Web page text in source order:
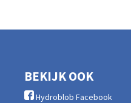
BEKIJK OOK
Hydroblob Facebook